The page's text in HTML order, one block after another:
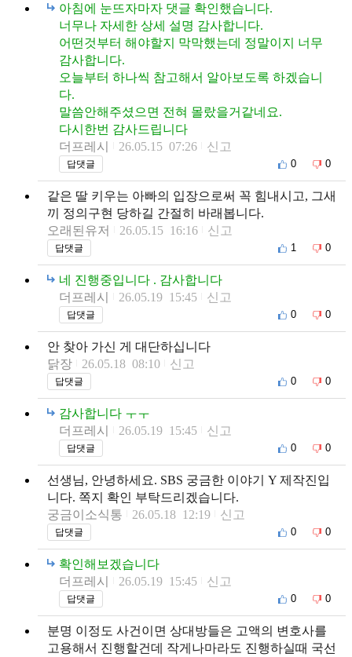
아침에 눈뜨자마자 댓글 확인했습니다.
너무나 자세한 상세 설명 감사합니다.
어떤것부터 해야할지 막막했는데 정말이지 너무
감사합니다.
오늘부터 하나씩 참고해서 알아보도록 하겠습니
다.
말씀안해주셨으면 전혀 몰랐을거같네요.
다시한번 감사드립니다
더프레시
26.05.15 07:26 신고
답댓글 0 0
같은 딸 키우는 아빠의 입장으로써 꼭 힘내시고, 그새
끼 정의구현 당하길 간절히 바래봅니다.
오래된유저
26.05.15 16:16 신고
답댓글 1 0
네 진행중입니다 . 감사합니다
더프레시
26.05.19 15:45 신고
답댓글 0 0
안 찾아 가신 게 대단하십니다
닭장
26.05.18 08:10 신고
답댓글 0 0
감사합니다 ㅜㅜ
더프레시
26.05.19 15:45 신고
답댓글 0 0
선생님, 안녕하세요. SBS 궁금한 이야기 Y 제작진입
니다. 쪽지 확인 부탁드리겠습니다.
궁금이소식통
26.05.18 12:19 신고
답댓글 0 0
확인해보겠습니다
더프레시
26.05.19 15:45 신고
답댓글 0 0
분명 이정도 사건이면 상대방들은 고액의 변호사를
고용해서 진행할건데 작게나마라도 진행하실때 국선